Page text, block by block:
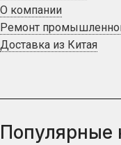
О компании
Ремонт
Доставка из Китая
Популярные